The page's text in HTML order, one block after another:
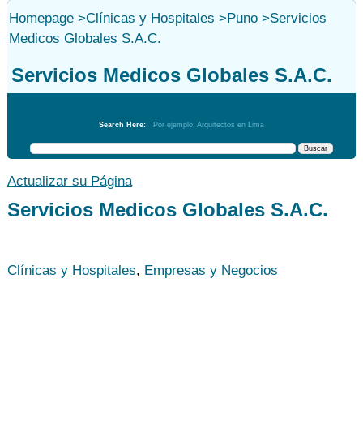
Homepage>Clínicas y Hospitales >Puno>Servicios
Medicos Globales S.A.C.
Servicios Medicos Globales S.A.C.
Search Here: Por ejemplo: Arquitectos en Lima
Actualizar su Página
Servicios Medicos Globales S.A.C.
Clínicas y Hospitales, Empresas y Negocios